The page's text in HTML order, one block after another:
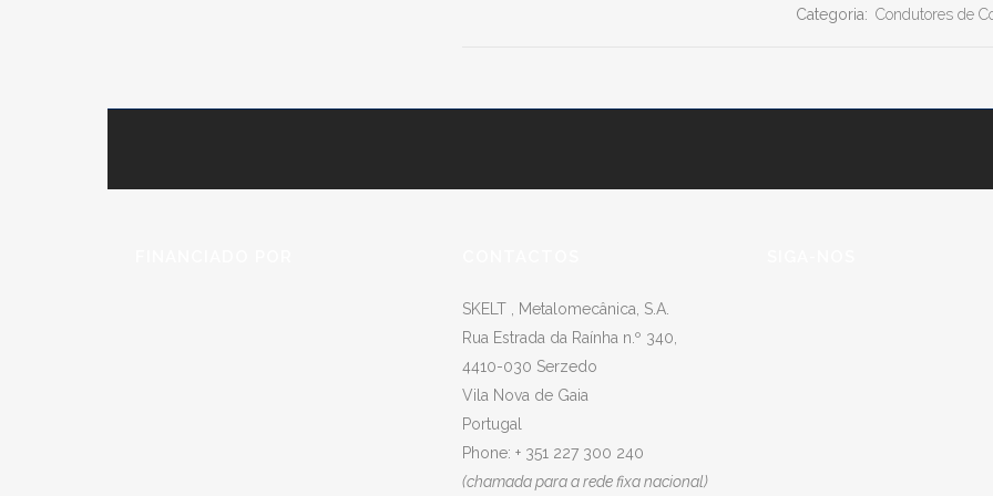
Categoria: Condutores de
SKELT , Metalomecânica, S.A.
Rua Estrada da Raínha n.º 340,
4410-030 Serzedo
Vila Nova de Gaia
Portugal
Phone: + 351 227 300 240
(chamada para a rede fixa nacional)